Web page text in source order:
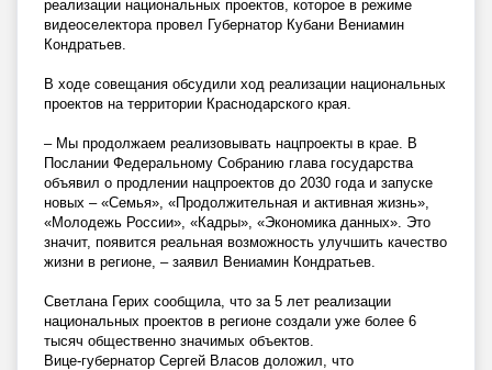
реализации национальных проектов, которое в режиме
видеоселектора провел Губернатор Кубани Вениамин
Кондратьев.
В ходе совещания обсудили ход реализации национальных
проектов на территории Краснодарского края.
– Мы продолжаем реализовывать нацпроекты в крае. В
Послании Федеральному Собранию глава государства
объявил о продлении нацпроектов до 2030 года и запуске
новых – «Семья», «Продолжительная и активная жизнь»,
«Молодежь России», «Кадры», «Экономика данных». Это
значит, появится реальная возможность улучшить качество
жизни в регионе, – заявил Вениамин Кондратьев.
Светлана Герих сообщила, что за 5 лет реализации
национальных проектов в регионе создали уже более 6
тысяч общественно значимых объектов.
Вице-губернатор Сергей Власов доложил, что